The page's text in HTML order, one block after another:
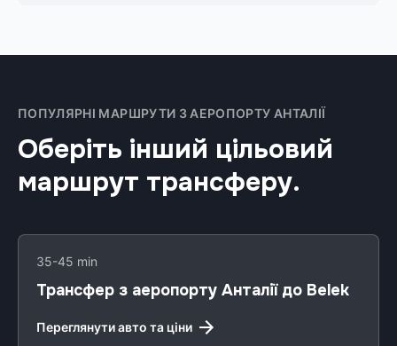
ПОПУЛЯРНІ МАРШРУТИ З АЕРОПОРТУ АНТАЛІЇ
Оберіть інший цільовий
маршрут трансферу.
35-45 min
Трансфер з аеропорту Анталії до Belek
Переглянути авто та ціни